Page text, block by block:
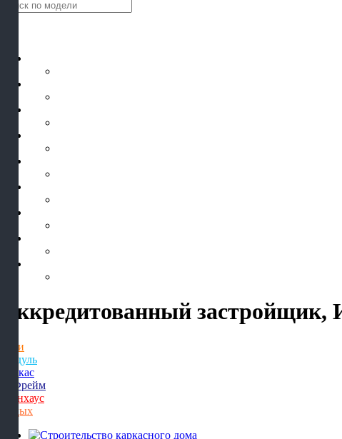
Аккредитованный застройщик,
Бани
Модуль
Каркас
А-Фрейм
Барнхаус
Отдых